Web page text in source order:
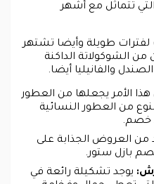
تتماثل مع أشهر
لفترات طويلة وأيضا تشتهر
من الشوكولاتة الداكنة
والفانيليا أيضا.
هذا الأمر يجعلها من العطور
من العطور النسائية
خصم.
من العروض الجذابة على
بازل ستور.
يوجد تشكيلة رائعة في